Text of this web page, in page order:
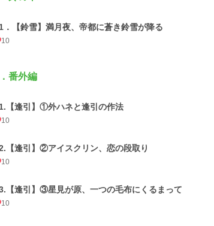
．【鈴雪】満月夜、帝都に蒼き鈴雪が降る
10
番外編
【逢引】①外ハネと逢引の作法
10
【逢引】②アイスクリン、恋の段取り
10
【逢引】③星見が原、一つの毛布にくるまって
10